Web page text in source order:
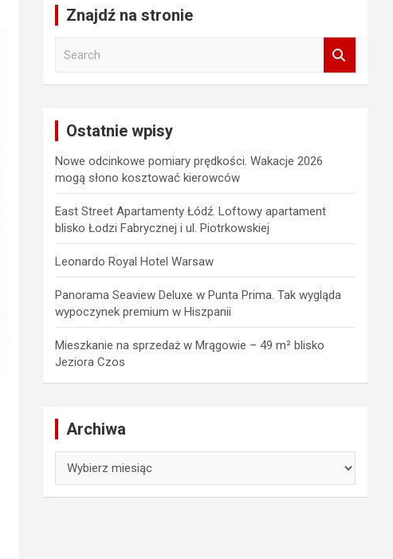
Znajdź na stronie
Ostatnie wpisy
Nowe odcinkowe pomiary prędkości. Wakacje 2026
mogą słono kosztować kierowców
East Street Apartamenty Łódź. Loftowy apartament
blisko Łodzi Fabrycznej i ul. Piotrkowskiej
Leonardo Royal Hotel Warsaw
Panorama Seaview Deluxe w Punta Prima. Tak wygląda
wypoczynek premium w Hiszpanii
Mieszkanie na sprzedaż w Mrągowie – 49 m² blisko
Jeziora Czos
Archiwa